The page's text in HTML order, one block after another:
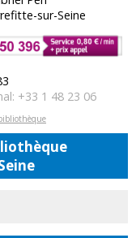
sur-Seine
+33 1 48 23 06